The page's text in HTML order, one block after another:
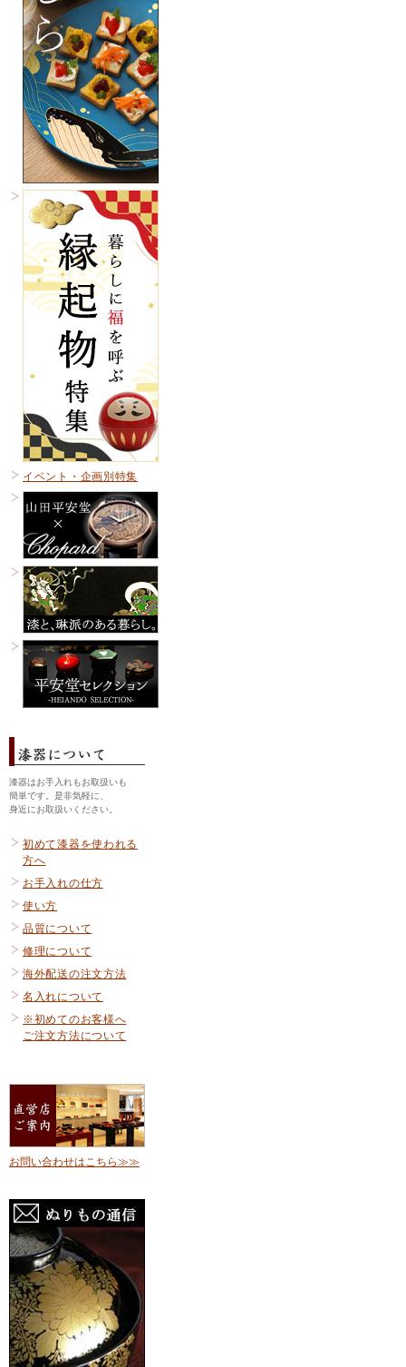
イベント・企画別特集
漆器はお手入れもお取扱いも
簡単です。是非気軽に、
身近にお取扱いください。
初めて漆器を使われる
方へ
お手入れの仕方
使い方
品質について
修理について
海外配送の注文方法
名入れについて
※初めてのお客様へ
ご注文方法について
お問い合わせはこちら≫≫